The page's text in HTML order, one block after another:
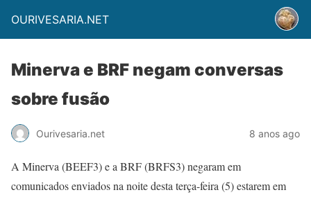
OURIVESARIA.NET
Minerva e BRF negam conversas
sobre fusão
Ourivesaria.net 8 anos ago
A Minerva (BEEF3) e a BRF (BRFS3) negaram em
comunicados enviados na noite desta terça-feira (5) estarem em